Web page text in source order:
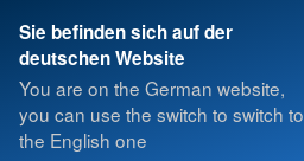
Sie befinden sich auf der
deutschen Website
You are on the German website,
you can use the switch to switch to
the English one